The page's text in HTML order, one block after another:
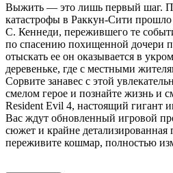
Выжить — это лишь первый шаг.
катастрофы в Раккун-Сити прошло
С. Кеннеди, пережившего те
по спасению похищенной дочери
отыскать ее он оказывается в
деревеньке, где с местными
Сорвите занавес с этой
смелом герое и познайте жизнь и
Resident Evil 4, настоящий гигант
Вас ждут обновленный игровой
сюжет и крайне детализированная
переживите кошмар, полностью